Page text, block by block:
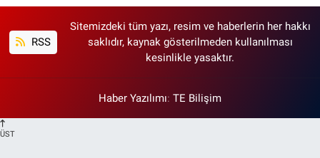
RSS
Sitemizdeki tüm yazı, resim ve haberlerin her hakkı
saklıdır, kaynak gösterilmeden kullanılması
kesinlikle yasaktır.
Haber Yazılımı: TE Bilişim
ÜST